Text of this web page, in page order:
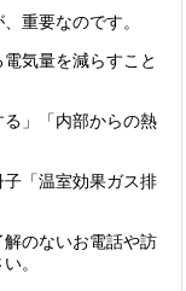
重要なのです。
気量を減らすこと
」「内部からの熱
「温室効果ガス排
のないお電話や訪
。